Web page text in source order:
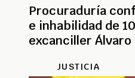
Procuraduría
e inhabilidad de
excanciller Álvaro
JUSTICIA